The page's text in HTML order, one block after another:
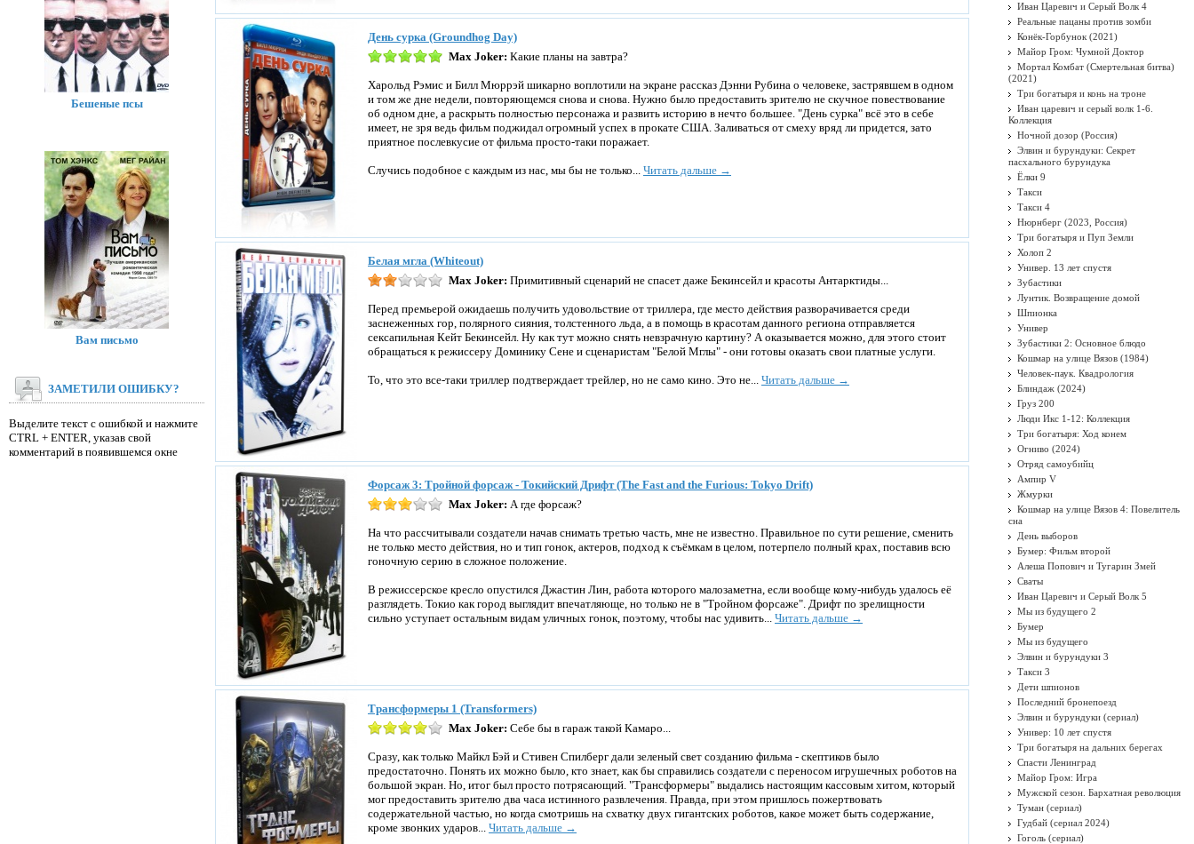
День сурка (Groundhog Day)
Max Joker: Какие планы на завтра?
Харольд Рэмис и Билл Мюррэй шикарно воплотили на экране рассказ Дэнни Рубина о человеке, застрявшем в одном
и том же дне недели, повторяющемся снова и снова. Нужно было предоставить зрителю не скучное повествование
об одном дне, а раскрыть полностью персонажа и развить историю в нечто большее. "День сурка" всё это в себе
имеет, не зря ведь фильм поджидал огромный успех в прокате США. Заливаться от смеху вряд ли придется, зато
приятное послевкусие от фильма просто-таки поражает.
Случись подобное с каждым из нас, мы бы не только... Читать дальше →
Белая мгла (Whiteout)
Max Joker: Примитивный сценарий не спасет даже Бекинсейл и красоты Антарктиды...
Перед премьерой ожидаешь получить удовольствие от триллера, где место действия разворачивается среди
заснеженных гор, полярного сияния, толстенного льда, а в помощь в красотам данного региона отправляется
сексапильная Кейт Бекинсейл. Ну как тут можно снять невзрачную картину? А оказывается можно, для этого стоит
обращаться к режиссеру Доминику Сене и сценаристам "Белой Мглы" - они готовы оказать свои платные услуги.
То, что это все-таки триллер подтверждает трейлер, но не само кино. Это не... Читать дальше →
Форсаж 3: Тройной форсаж - Токийский Дрифт (The Fast and the Furious: Tokyo Drift)
Max Joker: А где форсаж?
На что рассчитывали создатели начав снимать третью часть, мне не известно. Правильное по сути решение, сменить
не только место действия, но и тип гонок, актеров, подход к съёмкам в целом, потерпело полный крах, поставив всю
гоночную серию в сложное положение.
В режиссерское кресло опустился Джастин Лин, работа которого малозаметна, если вообще кому-нибудь удалось её
разглядеть. Токио как город выглядит впечатляюще, но только не в "Тройном форсаже". Дрифт по зрелищности
сильно уступает остальным видам уличных гонок, поэтому, чтобы нас удивить... Читать дальше →
Трансформеры 1 (Transformers)
Max Joker: Себе бы в гараж такой Камаро...
Сразу, как только Майкл Бэй и Стивен Спилберг дали зеленый свет созданию фильма - скептиков было
предостаточно. Понять их можно было, кто знает, как бы справились создатели с переносом игрушечных роботов на
большой экран. Но, итог был просто потрясающий. "Трансформеры" выдались настоящим кассовым хитом, который
мог предоставить зрителю два часа истинного развлечения. Правда, при этом пришлось пожертвовать
содержательной частью, но когда смотришь на схватку двух гигантских роботов, какое может быть содержание,
кроме звонких ударов... Читать дальше →
Бешеные псы
Вам письмо
ЗАМЕТИЛИ ОШИБКУ?
Выделите текст с ошибкой и нажмите
CTRL + ENTER, указав свой
комментарий в появившемся окне
Иван Царевич и Серый Волк 4
Реальные пацаны против зомби
Конёк-Горбунок (2021)
Майор Гром: Чумной Доктор
Мортал Комбат (Смертельная битва)
(2021)
Три богатыря и конь на троне
Иван царевич и серый волк 1-6.
Коллекция
Ночной дозор (Россия)
Элвин и бурундуки: Секрет
пасхального бурундука
Ёлки 9
Такси
Такси 4
Нюрнберг (2023, Россия)
Три богатыря и Пуп Земли
Холоп 2
Универ. 13 лет спустя
Зубастики
Лунтик. Возвращение домой
Шпионка
Универ
Зубастики 2: Основное блюдо
Кошмар на улице Вязов (1984)
Человек-паук. Квадрология
Блиндаж (2024)
Груз 200
Люди Икс 1-12: Коллекция
Три богатыря: Ход конем
Огниво (2024)
Отряд самоубийц
Ампир V
Жмурки
Кошмар на улице Вязов 4: Повелитель
сна
День выборов
Бумер: Фильм второй
Алеша Попович и Тугарин Змей
Сваты
Иван Царевич и Серый Волк 5
Мы из будущего 2
Бумер
Мы из будущего
Элвин и бурундуки 3
Такси 3
Дети шпионов
Последний бронепоезд
Элвин и бурундуки (сериал)
Универ: 10 лет спустя
Три богатыря на дальних берегах
Спасти Ленинград
Майор Гром: Игра
Мужской сезон. Бархатная революция
Туман (сериал)
Гудбай (сериал 2024)
Гоголь (сериал)